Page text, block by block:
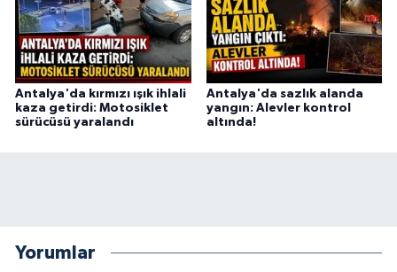
Antalya'da kırmızı ışık ihlali
kaza getirdi: Motosiklet
sürücüsü yaralandı
Antalya'da sazlık alanda
yangın: Alevler kontrol
altında!
Yorumlar